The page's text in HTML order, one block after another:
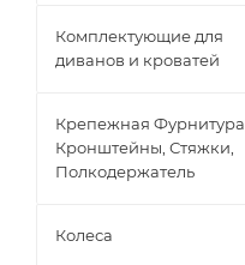
Комплектующие для
диванов и кроватей
Крепежная Фурнитура,
Кронштейны, Стяжки,
Полкодержатель
Колеса